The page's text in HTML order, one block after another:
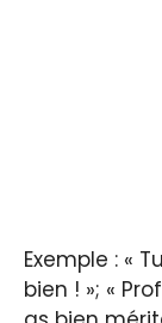
Exemple : «
bien ! »; «